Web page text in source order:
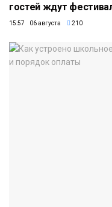
гостей ждут
15:57 06 августа 210